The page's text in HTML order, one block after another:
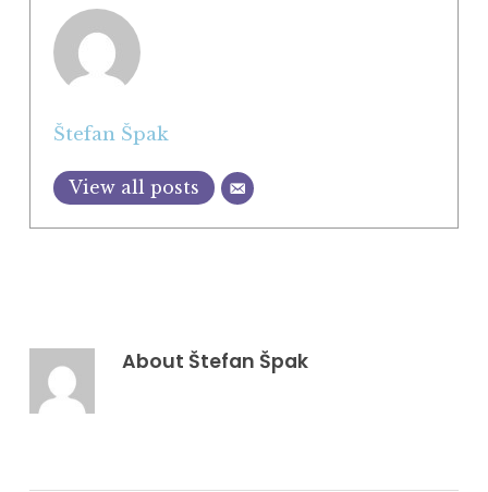
Štefan Špak
View all posts
About Štefan Špak